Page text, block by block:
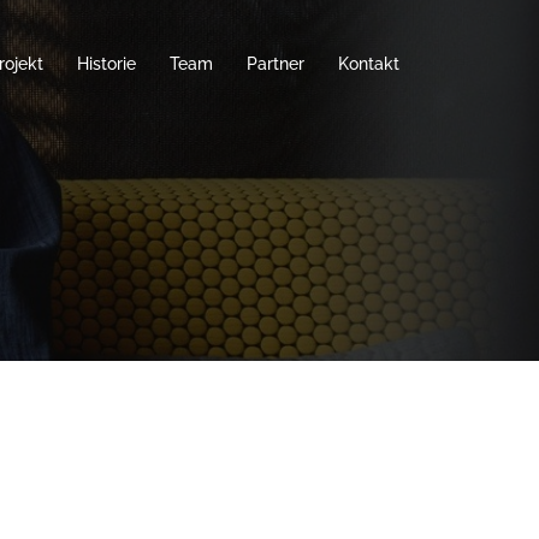
Historie Team Partner Kontakt